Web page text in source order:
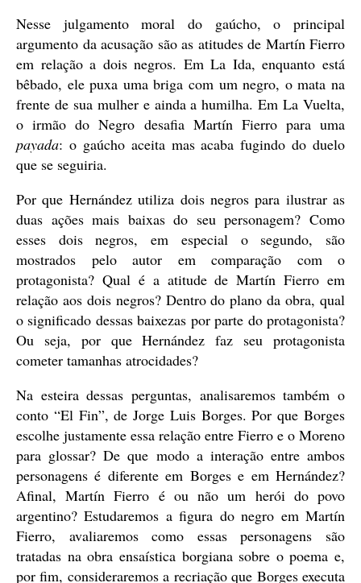
Nesse julgamento moral do gaúcho, o principal
argumento da acusação são as atitudes de Martín Fierro
em relação a dois negros. Em La Ida, enquanto está
bêbado, ele puxa uma briga com um negro, o mata na
frente de sua mulher e ainda a humilha. Em La Vuelta,
o irmão do Negro desafia Martín Fierro para uma
payada: o gaúcho aceita mas acaba fugindo do duelo
que se seguiria.
Por que Hernández utiliza dois negros para ilustrar as
duas ações mais baixas do seu personagem? Como
esses dois negros, em especial o segundo, são
mostrados pelo autor em comparação com o
protagonista? Qual é a atitude de Martín Fierro em
relação aos dois negros? Dentro do plano da obra, qual
o significado dessas baixezas por parte do protagonista?
Ou seja, por que Hernández faz seu protagonista
cometer tamanhas atrocidades?
Na esteira dessas perguntas, analisaremos também o
conto “El Fin”, de Jorge Luis Borges. Por que Borges
escolhe justamente essa relação entre Fierro e o Moreno
para glossar? De que modo a interação entre ambos
personagens é diferente em Borges e em Hernández?
Afinal, Martín Fierro é ou não um herói do povo
argentino? Estudaremos a figura do negro em Martín
Fierro, avaliaremos como essas personagens são
tratadas na obra ensaística borgiana sobre o poema e,
por fim, consideraremos a recriação que Borges executa